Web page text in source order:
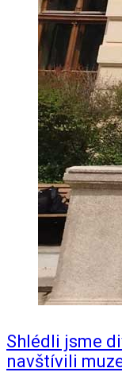
Shlédli jsme
navštívili